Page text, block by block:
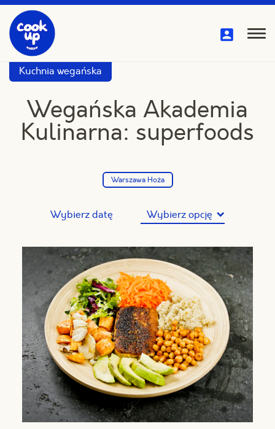
Przejdź
treści
Wegańska Akademia
Kulinarna: superfoods
Kuchnia wegańska
Warszawa Hoża
Wybierz datę